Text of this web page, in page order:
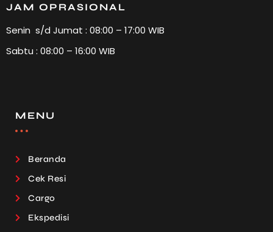
JAM OPRASIONAL
Senin s/d Jumat : 08:00 – 17:00 WIB
Sabtu : 08:00 – 16:00 WIB
MENU
Beranda
Cek Resi
Cargo
Ekspedisi